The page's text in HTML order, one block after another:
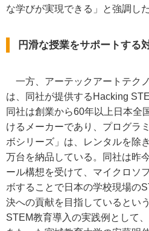
な学びが実現できる」と強調した
円滑な授業をサポートする
一方、アーテックアートテク
は、同社が提供するHacking
同社は創業から60年以上日本全
けるメーカーであり、プログラ
ボシリーズ」は、レンタルを除
万台を納品している。同社は昨
ール構想を受けて、マイクロソ
ボすることで日本の学校現場の
決への貢献を目指しているとい
STEM教育導入の実践例として